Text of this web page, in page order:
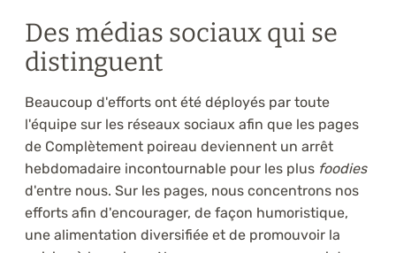
Des médias sociaux qui se
distinguent
Beaucoup d'efforts ont été déployés par toute
l'équipe sur les réseaux sociaux afin que les pages
de Complètement poireau deviennent un arrêt
hebdomadaire incontournable pour les plus foodies
d'entre nous. Sur les pages, nous concentrons nos
efforts afin d'encourager, de façon humoristique,
une alimentation diversifiée et de promouvoir la